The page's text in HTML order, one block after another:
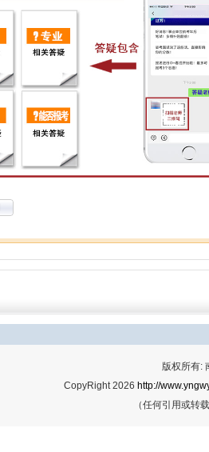
版权所有:
CopyRight 2026 http://
（任何引用或转